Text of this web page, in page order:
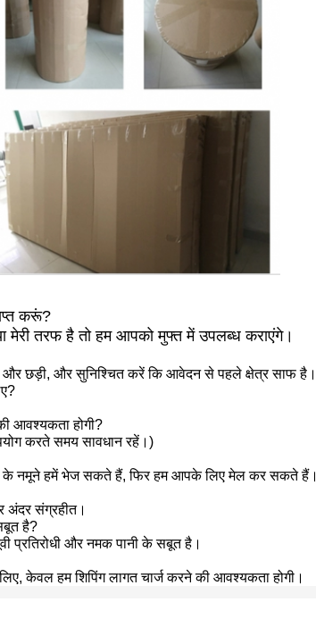
करूं?
मेरी तरफ है तो हम आपको मुफ्त में उपलब्ध कराएंगे।
छड़ी, और सुनिश्चित करें कि आवेदन से पहले क्षेत्र साफ है।
आवश्यकता होगी?
करते समय सावधान रहें।)
के नमूने हमें भेज सकते हैं, फिर हम आपके लिए मेल कर सकते हैं।
अंदर संग्रहीत।
है?
प्रतिरोधी और नमक पानी के सबूत है।
केवल हम शिपिंग लागत चार्ज करने की आवश्यकता होगी।